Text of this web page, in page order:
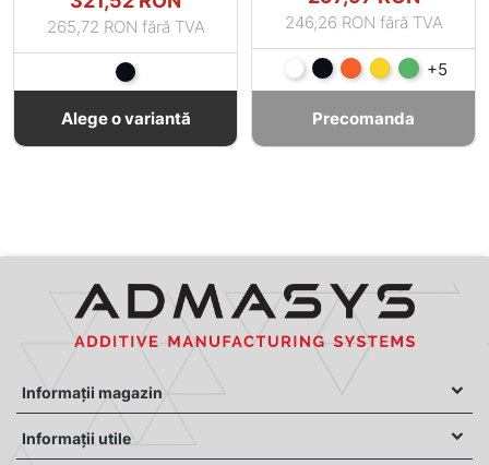
265,72 RON fără TVA
Negru
Alege o variantă
246,26 RON fără TVA
Alb NegruPortocaliu
Galben
Verde
+5
Precomanda
Informații magazin
Informații utile